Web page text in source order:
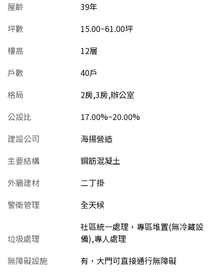
屋齡
39年
坪數
15.00~61.00坪
樓高
12層
戶數
40戶
格局
2房,3房,辦公室
公設比
17.00%~20.00%
建設公司
海揚營造
主要結構
鋼筋混凝土
外牆建材
二丁掛
警衛管理
全天候
垃圾處理
社區統一處理，專區堆置(無冷藏設
備),專人處理
無障礙設施
有，大門可直接通行無障礙